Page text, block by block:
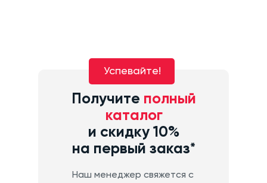
Успевайте!
Наш менеджер свяжется с
Получите полный
каталог
и скидку 10%
на первый заказ*